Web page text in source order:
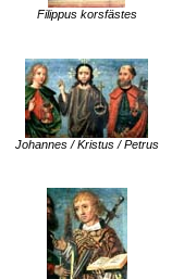
Filippus korsfästes
Johannes / Kristus / Petrus